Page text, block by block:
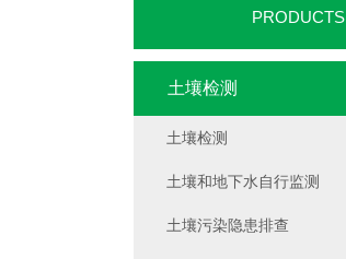
PRODUCTS
土壤检测
土壤检测
土壤和地下水自行监测
土壤污染隐患排查